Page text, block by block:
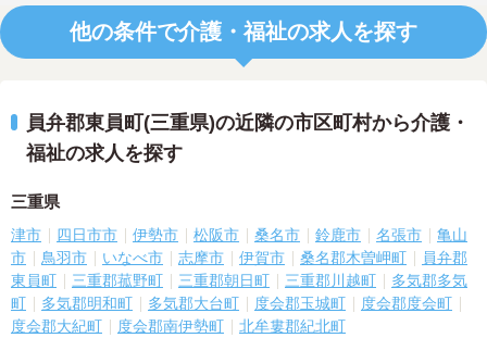
他の条件で介護・福祉の求人を探す
員弁郡東員町(三重県)の近隣の市区町村から介護・
福祉の求人を探す
三重県
津市 四日市市 伊勢市 松阪市 桑名市 鈴鹿市 名張市
亀山
市
鳥羽市 いなべ市 志摩市 伊賀市 桑名郡木曽岬町
員弁郡
東員町
三重郡菰野町 三重郡朝日町 三重郡川越町
多気郡多気
町
多気郡明和町 多気郡大台町 度会郡玉城町
度会郡度会町
度会郡大紀町
度会郡南伊勢町 北牟婁郡紀北町